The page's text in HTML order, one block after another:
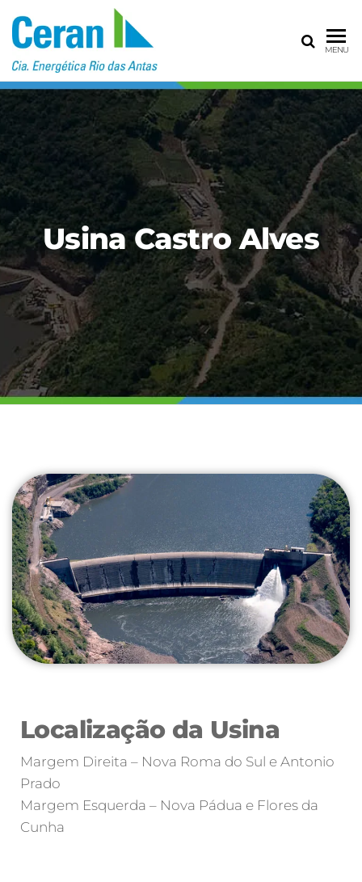
CERAN – CIA
ENERGÉTICA
RIO DAS
ANTAS
MENU
Usina Castro Alves
Localização da Usina
Margem Direita – Nova Roma do Sul e Antonio
Prado
Margem Esquerda – Nova Pádua e Flores da
Cunha